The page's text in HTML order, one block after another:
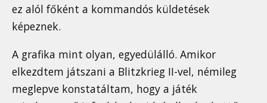
ez alól főként a kommandós küldetések
képeznek.
A grafika mint olyan, egyedülálló. Amikor
elkezdtem játszani a Blitzkrieg II-vel, némileg
meglepve konstatáltam, hogy a játék